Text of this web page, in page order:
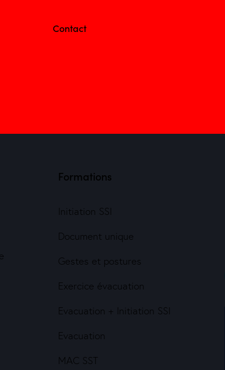
Contact
Formations
Initiation SSI
Document unique
Gestes et postures
Exercice évacuation
Evacuation + Initiation SSI
Evacuation
MAC SST